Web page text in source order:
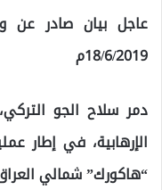
عاجل بيان صادر عن
18/6/2019م
دمر سلاح الجو
الإرهابية، في إطار
“هاكورك” شمالي